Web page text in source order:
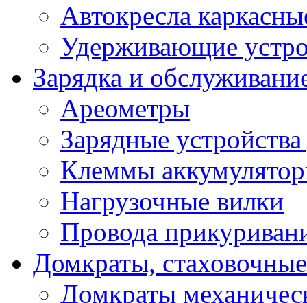
Автокресла
Удерживающие
Зарядка и
Ареометры
Зарядные
Клеммы
Нагрузочные вилки
Провода
Домкраты,
Домкраты